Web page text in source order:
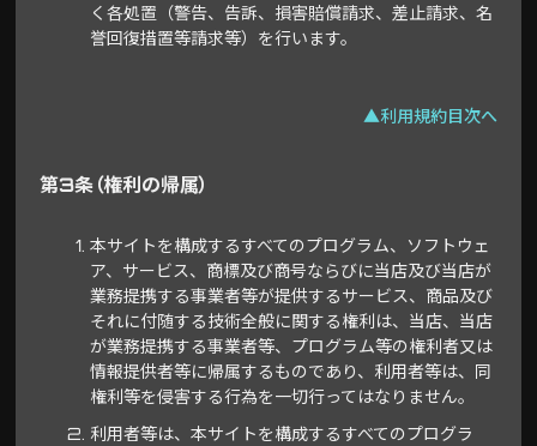
く各処置（警告、告訴、損害賠償請求、差止請求、名
誉回復措置等請求等）を行います。
▲利用規約目次へ
第3条（権利の帰属）
本サイトを構成するすべてのプログラム、ソフトウェ
ア、サービス、商標及び商号ならびに当店及び当店が
業務提携する事業者等が提供するサービス、商品及び
それに付随する技術全般に関する権利は、当店、当店
が業務提携する事業者等、プログラム等の権利者又は
情報提供者等に帰属するものであり、利用者等は、同
権利等を侵害する行為を一切行ってはなりません。
利用者等は、本サイトを構成するすべてのプログラ